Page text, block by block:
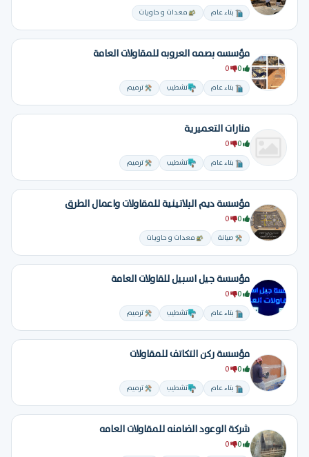
بناء عام معدات و حاويات
مؤسسه بصمه العروبه للمقاولات العامة
بناء عام تشطيب ترميم
منارات التعميرية
بناء عام تشطيب ترميم
مؤسسة ديم البلاتينية للمقاولات واعمال الطرق
صيانة معدات و حاويات
مؤسسة جيل اسبيل للقاولات العامة
بناء عام تشطيب ترميم
مؤسسة ركن التكاتف للمقاولات
بناء عام تشطيب ترميم
شركة الوعود الضامنه للمقاولات العامه